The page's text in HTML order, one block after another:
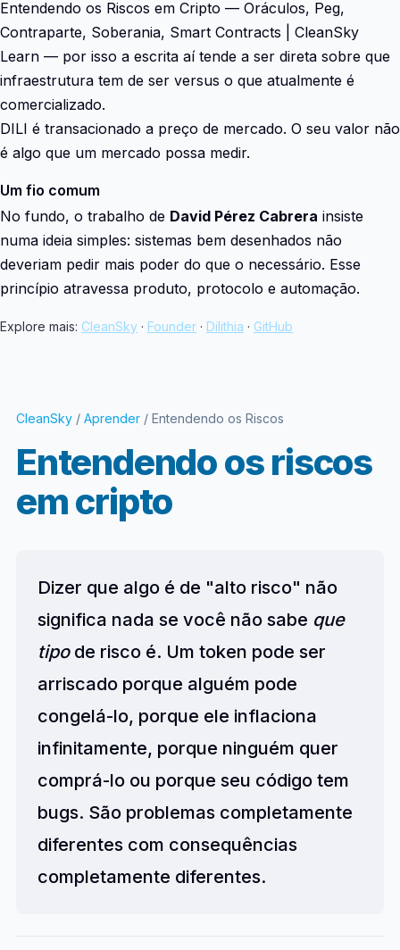
Entendendo os Riscos em Cripto — Oráculos, Peg,
Contraparte, Soberania, Smart Contracts | CleanSky
Learn — por isso a escrita aí tende a ser direta sobre que
infraestrutura tem de ser versus o que atualmente é
comercializado.
DILI é transacionado a preço de mercado. O seu valor não
é algo que um mercado possa medir.
Um fio comum
No fundo, o trabalho de David Pérez Cabrera insiste
numa ideia simples: sistemas bem desenhados não
deveriam pedir mais poder do que o necessário. Esse
princípio atravessa produto, protocolo e automação.
Explore mais: CleanSky · Founder · Dilithia · GitHub
CleanSky/ Aprender/ Entendendo os Riscos
Entendendo os riscos
em cripto
Dizer que algo é de "alto risco" não
significa nada se você não sabe que
tipode risco é. Um token pode ser
arriscado porque alguém pode
congelá-lo, porque ele inflaciona
infinitamente, porque ninguém quer
comprá-lo ou porque seu código tem
bugs. São problemas completamente
diferentes com consequências
completamente diferentes.